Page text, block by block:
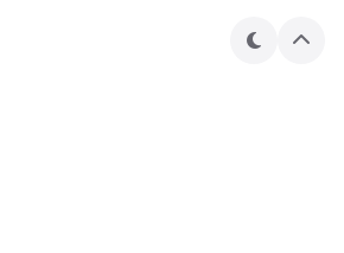
테
상